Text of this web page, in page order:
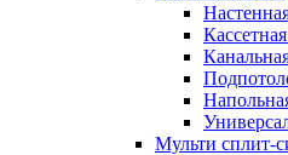
Мульти сплит-